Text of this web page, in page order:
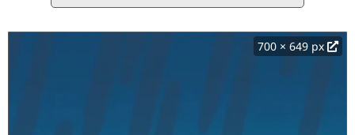
700 × 649 px